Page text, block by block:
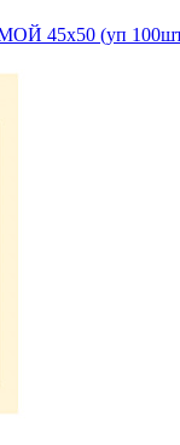
45х50 (уп